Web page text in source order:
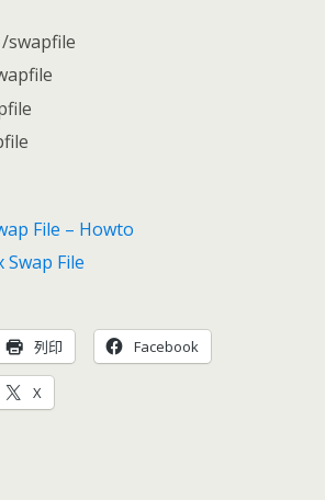
swapfile
File – Howto
Swap File
列印 Facebook
X